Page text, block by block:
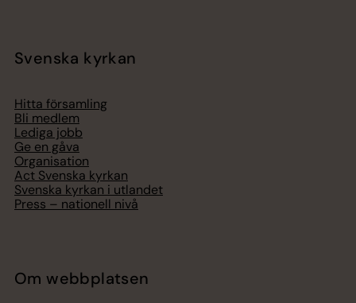
Svenska kyrkan
Hitta församling
Bli medlem
Lediga jobb
Ge en gåva
Organisation
Act Svenska kyrkan
Svenska kyrkan i utlandet
Press – nationell nivå
Om webbplatsen